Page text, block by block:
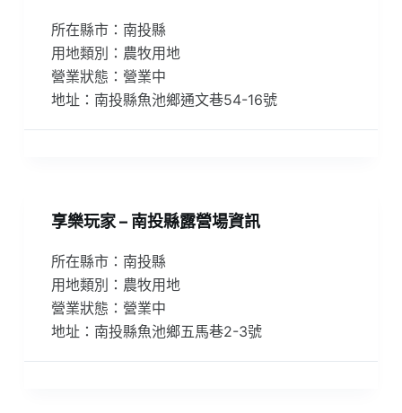
所在縣市：南投縣
用地類別：農牧用地
營業狀態：營業中
地址：南投縣魚池鄉通文巷54-16號
享樂玩家 – 南投縣露營場資訊
所在縣市：南投縣
用地類別：農牧用地
營業狀態：營業中
地址：南投縣魚池鄉五馬巷2-3號